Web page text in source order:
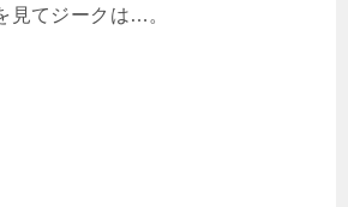
見てジークは…。